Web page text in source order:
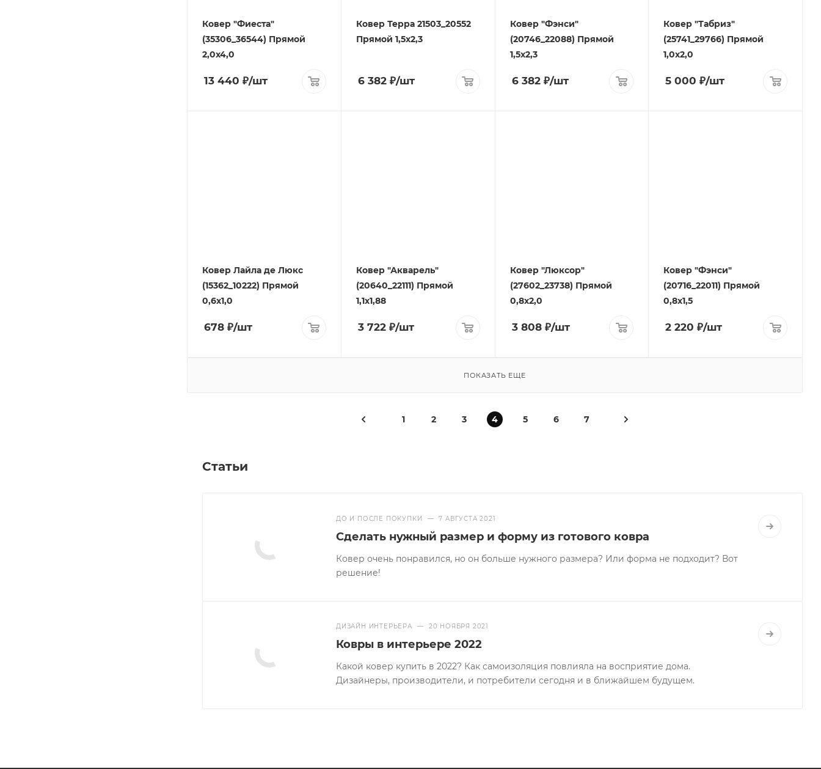
Ковер "Фиеста"
(35306_36544) Прямой
2,0х4,0
13 440 ₽/шт
Ковер Терра 21503_20552
Прямой 1,5х2,3
6 382₽/шт
Ковер "Фэнси"
(20746_22088) Прямой
1,5х2,3
6 382₽/шт
Ковер "Табриз"
(25741_29766) Прямой
1,0х2,0
5 000 ₽/шт
Ковер Лайла де Люкс
(15362_10222) Прямой
0,6х1,0
678 ₽/шт
Ковер "Акварель"
(20640_22111) Прямой
1,1х1,88
3 722₽/шт
Ковер "Люксор"
(27602_23738) Прямой
0,8x2,0
3 808₽/шт
Ковер "Фэнси"
(20716_22011) Прямой
0,8х1,5
2 220 ₽/шт
ПОКАЗАТЬ ЕЩЕ
1 2 3 4 5 6 7
Статьи
ДО И ПОСЛЕ ПОКУПКИ — 7 АВГУСТА 2021
Сделать нужный размер и форму из готового ковра
Ковер очень понравился, но он больше нужного размера? Или форма не подходит? Вот
решение!
ДИЗАЙН ИНТЕРЬЕРА — 20 НОЯБРЯ 2021
Ковры в интерьере 2022
Какой ковер купить в 2022? Как самоизоляция повлияла на восприятие дома.
Дизайнеры, производители, и потребители сегодня и в ближайшем будущем.